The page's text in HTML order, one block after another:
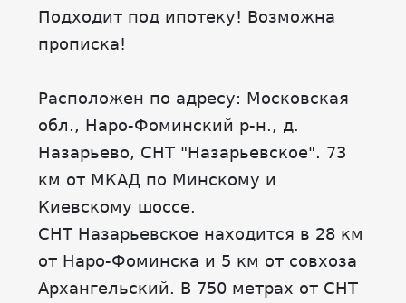
Подходит под ипотеку! Возможна
прописка!
Расположен по адресу: Московская
обл., Наро-Фоминский р-н., д.
Назарьево, СНТ "Назарьевское". 73
км от МКАД по Минскому и
Киевскому шоссе.
СНТ Назарьевское находится в 28 км
от Наро-Фоминска и 5 км от совхоза
Архангельский. В 750 метрах от СНТ